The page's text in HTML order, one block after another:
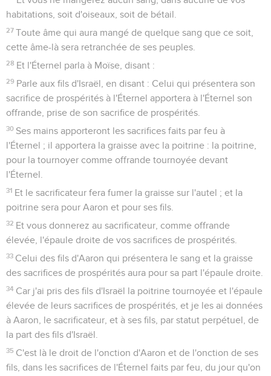
habitations, soit d'oiseaux, soit de bétail.
27 Toute âme qui aura mangé de quelque sang que ce soit,
cette âme-là sera retranchée de ses peuples.
28 Et l'Éternel parla à Moïse, disant :
29 Parle aux fils d'Israël, en disant : Celui qui présentera son
sacrifice de prospérités à l'Éternel apportera à l'Éternel son
offrande, prise de son sacrifice de prospérités.
30 Ses mains apporteront les sacrifices faits par feu à
l'Éternel ; il apportera la graisse avec la poitrine : la poitrine,
pour la tournoyer comme offrande tournoyée devant
l'Éternel.
31 Et le sacrificateur fera fumer la graisse sur l'autel ; et la
poitrine sera pour Aaron et pour ses fils.
32 Et vous donnerez au sacrificateur, comme offrande
élevée, l'épaule droite de vos sacrifices de prospérités.
33 Celui des fils d'Aaron qui présentera le sang et la graisse
des sacrifices de prospérités aura pour sa part l'épaule droite.
34 Car j'ai pris des fils d'Israël la poitrine tournoyée et l'épaule
élevée de leurs sacrifices de prospérités, et je les ai données
à Aaron, le sacrificateur, et à ses fils, par statut perpétuel, de
la part des fils d'Israël.
35 C'est là le droit de l'onction d'Aaron et de l'onction de ses
fils, dans les sacrifices de l'Éternel faits par feu, du jour qu'on